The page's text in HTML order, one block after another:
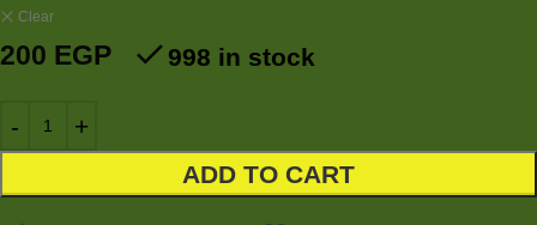
Clear
200 EGP 998 in stock
ADD TO CART